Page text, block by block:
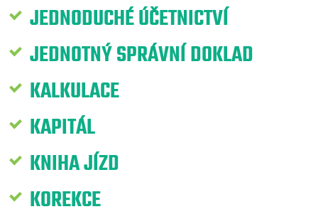
JEDNODUCHÉ ÚČETNICTVÍ
JEDNOTNÝ SPRÁVNÍ DOKLAD
KALKULACE
KAPITÁL
KNIHA JÍZD
KOREKCE